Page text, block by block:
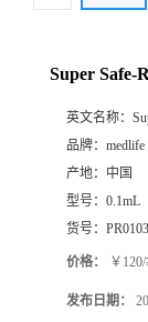
Super Safe-
英文名称：
品牌： medlife
产地： 中国
型号： 0.1mL
货号：
价格： ￥
发布日期：